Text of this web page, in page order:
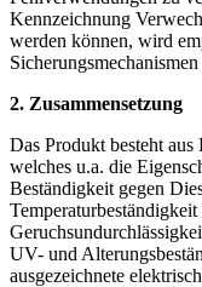
Kennzeichnung
werden können, wird
2. Zusammensetzung
Das Produkt besteht
welches u.a. die
Beständigkeit gegen
UV- und
ausgezeichnete